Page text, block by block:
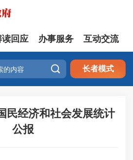
读回应 办事服务 互动交流
 长者模式
民经济和社会发展统计
公报